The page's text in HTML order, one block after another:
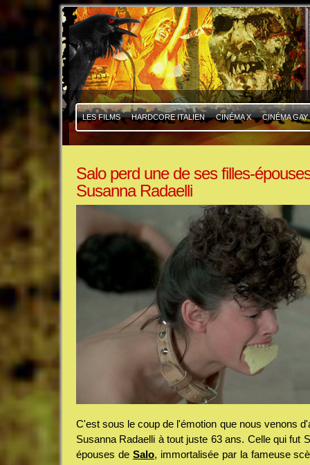
LES FILMS HARDCORE ITALIEN CINÉMA X CINÉMA GAY
Salo perd une de ses filles-
Susanna Radaelli
C'est sous le coup de l'émotion que nous venons
Susanna Radaelli à tout juste 63 ans. Celle qui fut
épouses de Salo, immortalisée par la fameuse